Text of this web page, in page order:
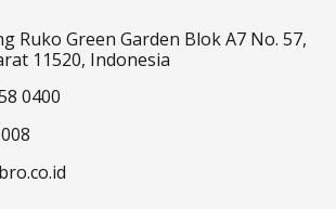
Ruko Green Garden Blok A7 No. 57,
11520, Indonesia
0400